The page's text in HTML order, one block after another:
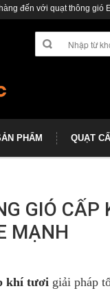
đến với quạt thông gió
PHẨM QUẠT
GIÓ
MẠNH
khí tươi giải pháp